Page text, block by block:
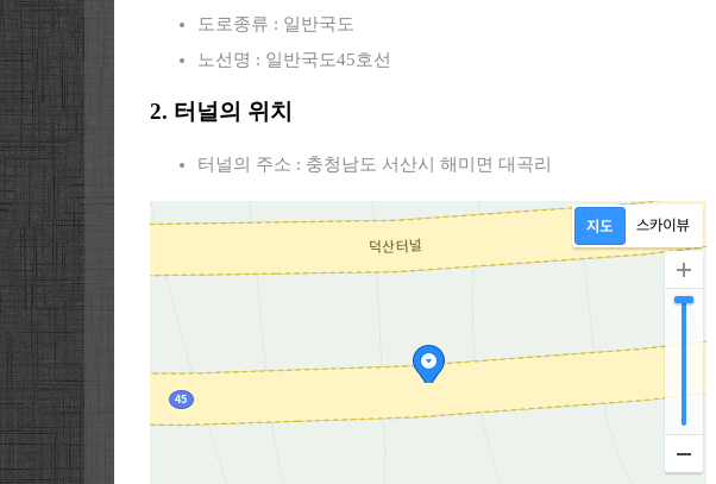
도로종류 : 일반국도
노선명 : 일반국도45호선
2. 터널의 위치
터널의 주소 : 충청남도 서산시 해미면 대곡리